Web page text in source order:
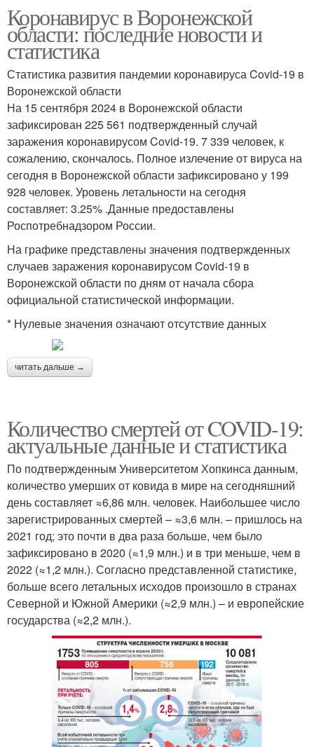
Коронавирус в Воронежской
области: последние новости и
статистика
Статистика развития пандемии коронавируса Covid-19 в
Воронежской области
На 15 сентября 2024 в Воронежской области
зафиксирован 225 561 подтвержденный случай
заражения коронавирусом Covid-19. 7 339 человек, к
сожалению, скончалось. Полное излечение от вируса на
сегодня в Воронежской области зафиксировано у 199
928 человек. Уровень летальности на сегодня
составляет: 3.25% .Данные предоставлены
Роспотребнадзором России.
На графике представлены значения подтвержденных
случаев заражения коронавирусом Covid-19 в
Воронежской области по дням от начала сбора
официальной статистической информации.
* Нулевые значения означают отсутствие данных
читать дальше →
Количество смертей от COVID-19:
актуальные данные и статистика
По подтвержденным Университетом Хопкинса данным,
количество умерших от ковида в мире на сегодняшний
день составляет ≈6,86 млн. человек. Наибольшее число
зарегистрированных смертей – ≈3,6 млн. – пришлось на
2021 год; это почти в два раза больше, чем было
зафиксировано в 2020 (≈1,9 млн.) и в три меньше, чем в
2022 (≈1,2 млн.). Согласно представленной статистике,
больше всего летальных исходов произошло в странах
Северной и Южной Америки (≈2,9 млн.) – и европейские
государства (≈2,2 млн.).